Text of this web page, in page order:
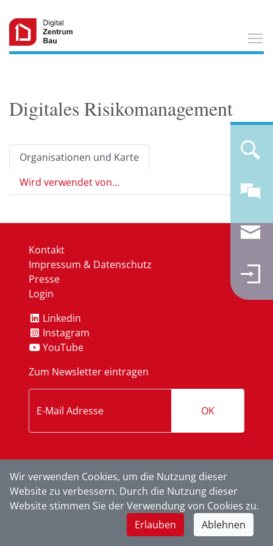
Digitales Risikomanagement
Organisationen und Karte
Wird verwendet von...
Kontakt
Impressum & Datenschutz
Presse
Login
Linkedin
Instagram
YouTube
Zum Newsletter eintragen
OK
Wir verwenden Cookies, um die Nutzung dieser
Website zu verbessern. Durch die Nutzung dieser
Website stimmen Sie der Verwendung von Cookies zu.
Erlauben
Ablehnen